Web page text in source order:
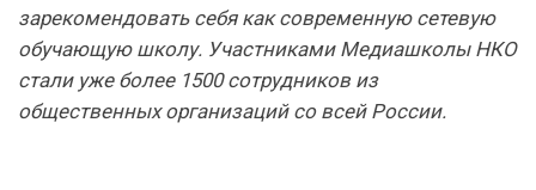
зарекомендовать себя как современную сетевую
обучающую школу. Участниками Медиашколы НКО
стали уже более 1500 сотрудников из
общественных организаций со всей России.